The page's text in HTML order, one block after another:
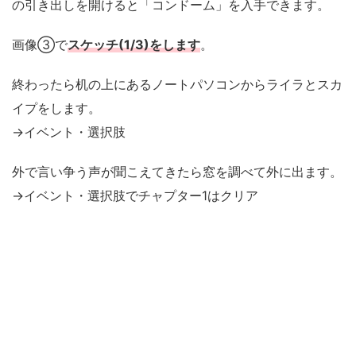
の引き出しを開けると「コンドーム」を入手できます。
画像③でスケッチ(1/3)をします。
終わったら机の上にあるノートパソコンからライラとスカ
イプをします。
→イベント・選択肢
外で言い争う声が聞こえてきたら窓を調べて外に出ます。
→イベント・選択肢でチャプター1はクリア